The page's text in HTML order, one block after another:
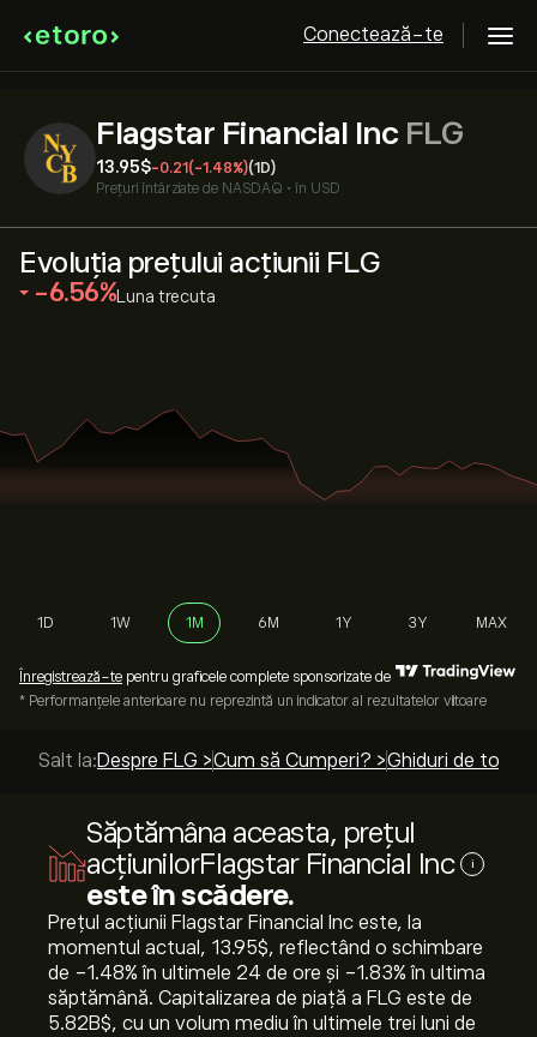
Conectează-te
Flagstar Financial Inc FLG
13.95‎$‎-0.21 (-1.48%)(1D)
Prețuri întârziate de NASDAQ • în USD
Evoluția prețului acțiunii FLG
‎-6.56‎ Luna trecuta
1D 1W 1M 6M 1Y 3Y MAX
Înregistrează-te pentru graficele complete sponsorizate de
* Performanțele anterioare nu reprezintă un indicator al rezultatelor viitoare
Salt la:Despre FLG >Cum să Cumperi? >Ghiduri de top >
Săptămâna aceasta, prețul
acțiunilorFlagstar Financial Inc
este în scădere.
i
Prețul acțiunii Flagstar Financial Inc este, la
momentul actual, 13.95‎$‎, reflectând o schimbare
de ‎-1.48‎% în ultimele 24 de ore și ‎-1.83‎% în ultima
săptămână. Capitalizarea de piață a FLG este de
5.82B‎$‎, cu un volum mediu în ultimele trei luni de